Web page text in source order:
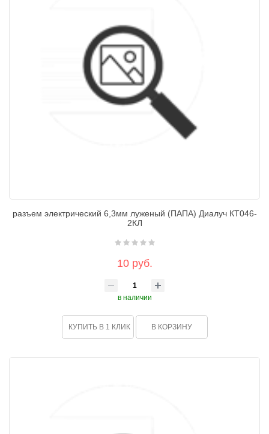
разъем электрический 6,3мм луженый (ПАПА) Диалуч КТ046-
2КЛ
10 руб.
в наличии
КУПИТЬ В 1 КЛИК В КОРЗИНУ